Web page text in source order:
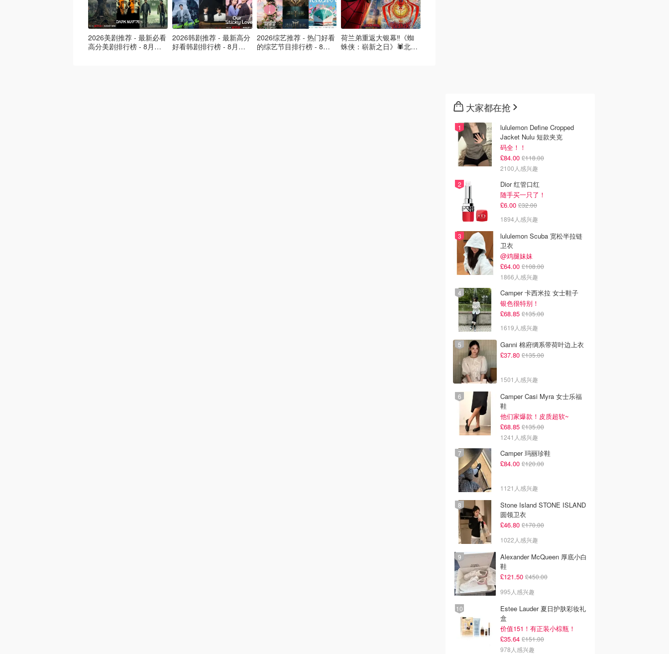
2026美剧推荐 - 最新必看
高分美剧排行榜 - 8月最
2026韩剧推荐 - 最新高分
好看韩剧排行榜 - 8月最
2026综艺推荐 - 热门好看
的综艺节目排行榜 - 8月
荷兰弟重返大银幕‼️《蜘
蛛侠：崭新之日》🕷️北美
大家都在抢
lululemon Define Cropped
Jacket Nulu 短款夹克
码全！！
£84.00 £118.00
2100人感兴趣
Dior 红管口红
随手买一只了！
£6.00 £32.00
1894人感兴趣
lululemon Scuba 宽松半拉链
卫衣
@鸡腿妹妹
£64.00 £108.00
1866人感兴趣
Camper 卡西米拉 女士鞋子
银色很特别！
£68.85 £135.00
1619人感兴趣
Ganni 棉府绸系带荷叶边上衣
£37.80 £135.00
1501人感兴趣
Camper Casi Myra 女士乐福
鞋
他们家爆款！皮质超软~
£68.85 £135.00
1241人感兴趣
Camper 玛丽珍鞋
£84.00 £120.00
1121人感兴趣
Stone Island STONE ISLAND
圆领卫衣
£46.80 £170.00
1022人感兴趣
Alexander McQueen 厚底小白
鞋
£121.50 £450.00
995人感兴趣
Estee Lauder 夏日护肤彩妆礼
盒
价值151！有正装小棕瓶！
£35.64 £151.00
978人感兴趣